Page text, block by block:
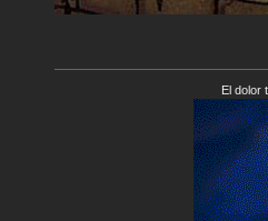
El dolor